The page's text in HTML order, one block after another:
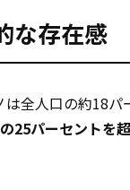
な存在感
全人口の約18
25パーセントを